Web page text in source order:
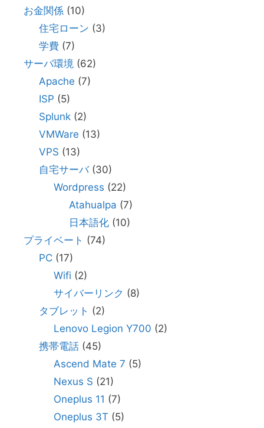
お金関係 (10)
住宅ローン (3)
学費(7)
サーバ環境 (62)
Apache (7)
ISP (5)
Splunk(2)
VMWare (13)
VPS (13)
自宅サーバ(30)
Wordpress (22)
Atahualpa (7)
日本語化(10)
プライベート (74)
PC(17)
Wifi (2)
サイバーリンク (8)
タブレット (2)
Lenovo Legion Y700 (2)
携帯電話(45)
Ascend Mate 7 (5)
Nexus S (21)
Oneplus 11 (7)
Oneplus 3T (5)